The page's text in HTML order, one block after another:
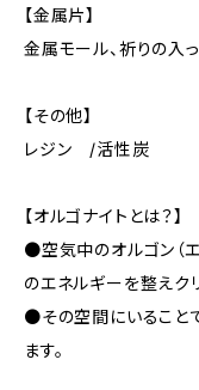
【金属片】
金属モール、祈りの入
【その他】
レジン /活性炭
【オルゴナイトとは？】
●空気中のオルゴン（
のエネルギーを整えク
●その空間にいること
ます。